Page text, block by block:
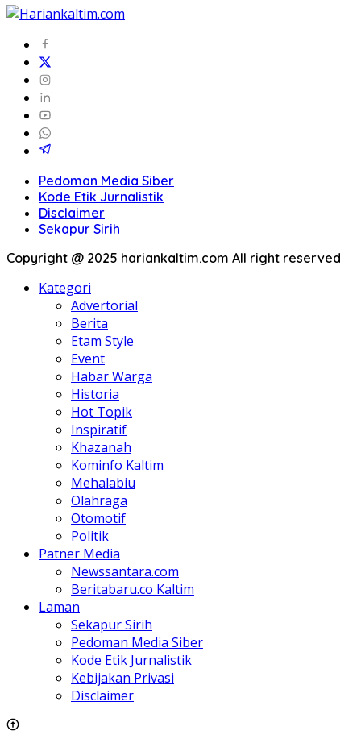
Pedoman Media Siber
Kode Etik Jurnalistik
Disclaimer
Sekapur Sirih
Copyright @ 2025 hariankaltim.com All right reserved
Kategori
Advertorial
Berita
Etam Style
Event
Habar Warga
Historia
Hot Topik
Inspiratif
Khazanah
Kominfo Kaltim
Mehalabiu
Olahraga
Otomotif
Politik
Patner Media
Newssantara.com
Beritabaru.co Kaltim
Laman
Sekapur Sirih
Pedoman Media Siber
Kode Etik Jurnalistik
Kebijakan Privasi
Disclaimer